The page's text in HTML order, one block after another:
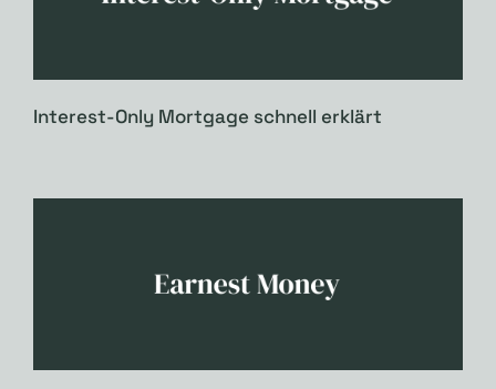
Interest-Only Mortgage schnell erklärt